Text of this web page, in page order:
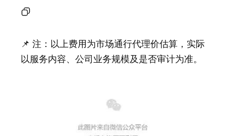
📌 注：以上费用为市场通行代理价估算，实际
以服务内容、公司业务规模及是否审计为准。